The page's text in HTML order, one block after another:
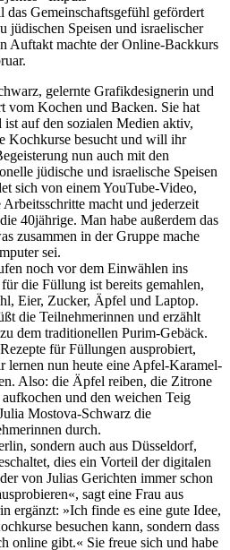
das Gemeinschaftsgefühl gefördert
Speisen und israelischer
Auftakt machte der Online-Backkurs
gelernte Grafikdesignerin und
vom Kochen und Backen. Sie hat
auf den sozialen Medien aktiv,
Kochkurse besucht und will ihr
nun auch mit den
jüdische und israelische Speisen
sich von einem YouTube-Video,
macht und jederzeit
40jährige. Man habe außerdem das
zusammen in der Gruppe mache
sei.
noch vor dem Einwählen ins
die Füllung ist bereits gemahlen,
Eier, Zucker, Äpfel und Laptop.
die Teilnehmerinnen und erzählt
dem traditionellen Purim-Gebäck.
für Füllungen ausprobiert,
lernen nun heute eine Apfel-Karamel-
Also: die Äpfel reiben, die Zitrone
und den weichen Teig
Mostova-Schwarz die
durch.
sondern auch aus Düsseldorf,
dies ein Vorteil der digitalen
von Julias Gerichten immer schon
sagt eine Frau aus
ergänzt: »Ich finde es eine gute Idee,
besuchen kann, sondern dass
online gibt.« Sie freue sich und habe